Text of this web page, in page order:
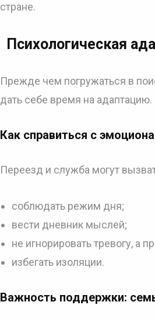
стране.
Психологическая
Прежде чем погружаться в
дать себе время на адаптацию.
Как справиться с
Переезд и служба могут
соблюдать режим дня;
вести дневник мыслей;
не игнорировать тревогу, а
избегать изоляции.
Важность поддержки: